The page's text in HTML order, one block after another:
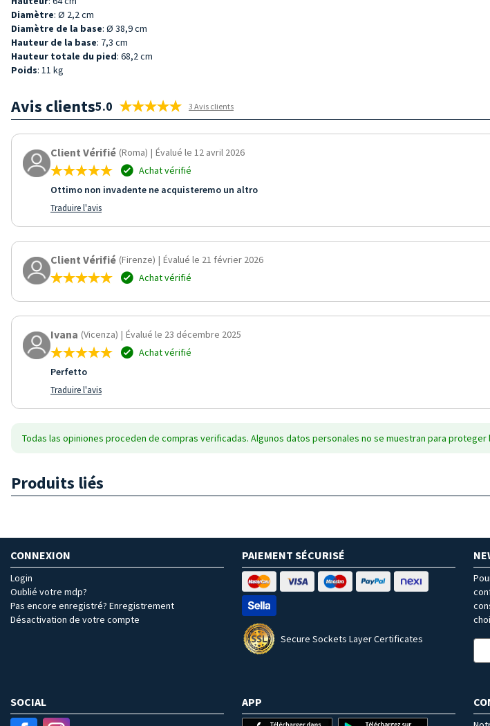
Diamètre: Ø 2,2 cm
Diamètre de la base: Ø 38,9 cm
Hauteur de la base: 7,3 cm
Hauteur totale du pied: 68,2 cm
Poids: 11 kg
Avis clients5.0 3 Avis clients
Client Vérifié (Roma) | Évalué le 12 avril 2026
Achat vérifié
Ottimo non invadente ne acquisteremo un altro
Traduire l'avis
Client Vérifié (Firenze) | Évalué le 21 février 2026
Achat vérifié
Ivana (Vicenza) | Évalué le 23 décembre 2025
Achat vérifié
Perfetto
Traduire l'avis
Todas las opiniones proceden de compras verificadas. Algunos datos personales no se muestran para proteger
Produits liés
CONNEXION
Login
Oublié votre mdp?
Pas encore enregistré? Enregistrement
Désactivation de votre compte
PAIEMENT SÉCURISÉ
Secure Sockets Layer Certificates
SOCIAL APP